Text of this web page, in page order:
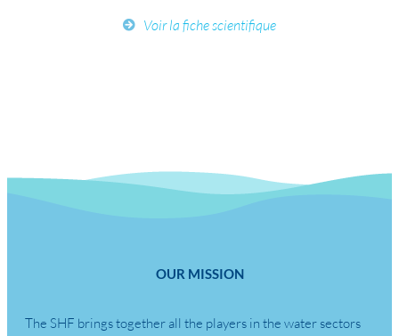
Voir la fiche scientifique
OUR MISSION
The SHF brings together all the players in the water sectors